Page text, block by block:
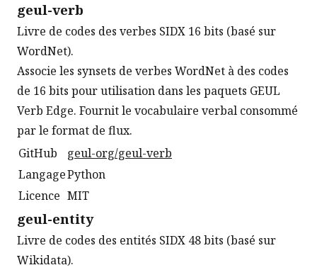
geul-verb
Livre de codes des verbes SIDX 16 bits (basé sur
WordNet).
Associe les synsets de verbes WordNet à des codes
de 16 bits pour utilisation dans les paquets GEUL
Verb Edge. Fournit le vocabulaire verbal consommé
par le format de flux.
GitHub
geul-org/geul-verb
LangagePython
Licence MIT
geul-entity
Livre de codes des entités SIDX 48 bits (basé sur
Wikidata).